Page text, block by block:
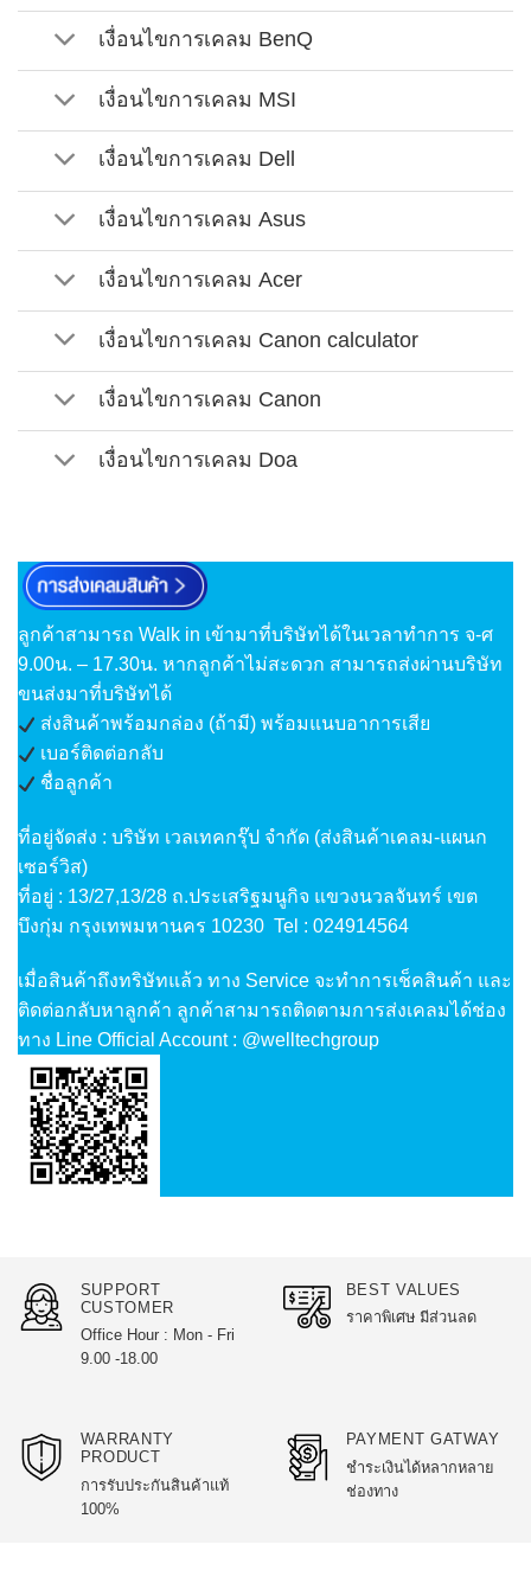
เงื่อนไขการเคลม BenQ
เงื่อนไขการเคลม MSI
เงื่อนไขการเคลม Dell
เงื่อนไขการเคลม Asus
เงื่อนไขการเคลม Acer
เงื่อนไขการเคลม Canon calculator
เงื่อนไขการเคลม Canon
เงื่อนไขการเคลม Doa
ลูกค้าสามารถ Walk in เข้ามาที่บริษัทได้ในเวลาทำการ จ-ศ
9.00น. – 17.30น. หากลูกค้าไม่สะดวก สามารถส่งผ่านบริษัท
ขนส่งมาที่บริษัทได้
ส่งสินค้าพร้อมกล่อง (ถ้ามี) พร้อมแนบอาการเสีย
เบอร์ติดต่อกลับ
ชื่อลูกค้า
ที่อยู่จัดส่ง : บริษัท เวลเทคกรุ๊ป จำกัด (ส่งสินค้าเคลม-แผนก
เซอร์วิส)
ที่อยู่ : 13/27,13/28 ถ.ประเสริฐมนูกิจ แขวงนวลจันทร์ เขต
บึงกุ่ม กรุงเทพมหานคร 10230 Tel : 024914564
เมื่อสินค้าถึงทริษัทแล้ว ทาง Service จะทำการเช็คสินค้า และ
ติดต่อกลับหาลูกค้า ลูกค้าสามารถติดตามการส่งเคลมได้ช่อง
ทาง Line Official Account : @welltechgroup
SUPPORT
CUSTOMER
Office Hour : Mon - Fri
9.00 -18.00
BEST VALUES
ราคาพิเศษ มีส่วนลด
WARRANTY
PRODUCT
การรับประกันสินค้าแท้
100%
PAYMENT GATWAY
ชำระเงินได้หลากหลาย
ช่องทาง